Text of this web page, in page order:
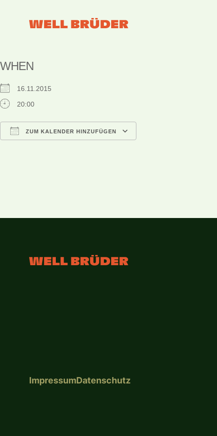
WHEN
16.11.2015
20:00
ZUM KALENDER HINZUFÜGEN
ImpressumDatenschutz